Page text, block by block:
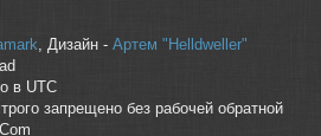
, Дизайн - Артем "Helldweller"
в UTC
запрещено без рабочей обратной